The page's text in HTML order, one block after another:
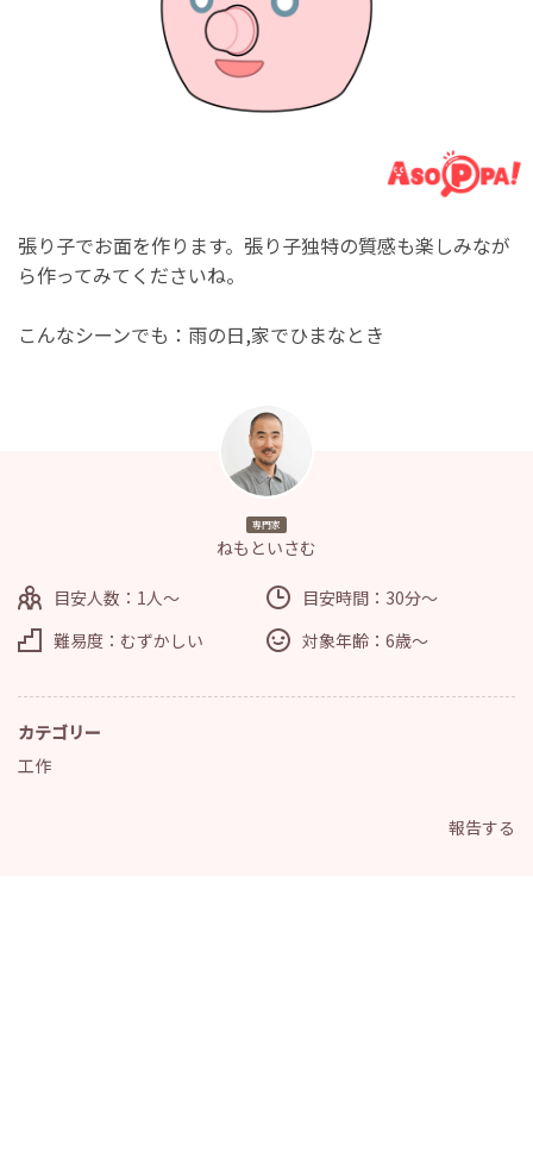
張り子でお面を作ります。張り子独特の質感も楽しみなが
ら作ってみてくださいね。
こんなシーンでも：雨の日,家でひまなとき
専門家
ねもといさむ
目安人数：1人～
目安時間：30分～
難易度：むずかしい
対象年齢：6歳～
カテゴリー
工作
報告する